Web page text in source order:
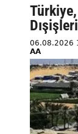
06.08.2026
AA